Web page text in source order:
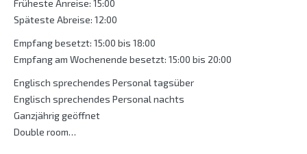
Früheste Anreise: 15:00
Späteste Abreise: 12:00
Empfang besetzt: 15:00 bis 18:00
Empfang am Wochenende besetzt: 15:00 bis 20:00
Englisch sprechendes Personal tagsüber
Englisch sprechendes Personal nachts
Ganzjährig geöffnet
Double room…